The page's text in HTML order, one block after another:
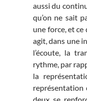
aussi du
qu’on ne sait
une force, et ce
agit, dans une
l’écoute, la
rythme, par
la
représentation